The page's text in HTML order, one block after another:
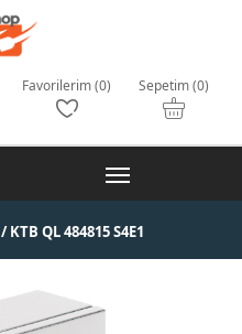
Favorilerim (0) Sepetim (0)
/ KTB QL 484815 S4E1